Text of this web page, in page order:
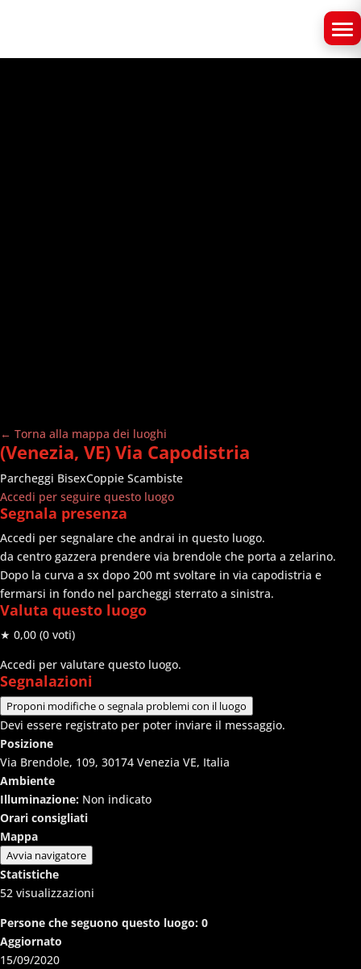
← Torna alla mappa dei luoghi
(Venezia, VE) Via Capodistria
Parcheggi BisexCoppie Scambiste
Accedi per seguire questo luogo
Segnala presenza
Accedi per segnalare che andrai in questo luogo.
da centro gazzera prendere via brendole che porta a zelarino.
Dopo la curva a sx dopo 200 mt svoltare in via capodistria e
fermarsi in fondo nel parcheggi sterrato a sinistra.
Valuta questo luogo
★ 0,00 (0 voti)
Accedi per valutare questo luogo.
Segnalazioni
Proponi modifiche o segnala problemi con il luogo
Devi essere registrato per poter inviare il messaggio.
Posizione
Via Brendole, 109, 30174 Venezia VE, Italia
Ambiente
Illuminazione: Non indicato
Orari consigliati
Mappa
Avvia navigatore
Statistiche
52 visualizzazioni
Persone che seguono questo luogo: 0
Aggiornato
15/09/2020